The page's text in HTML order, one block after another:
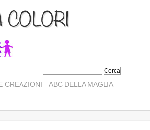
CREAZIONI
ABC DELLA MAGLIA